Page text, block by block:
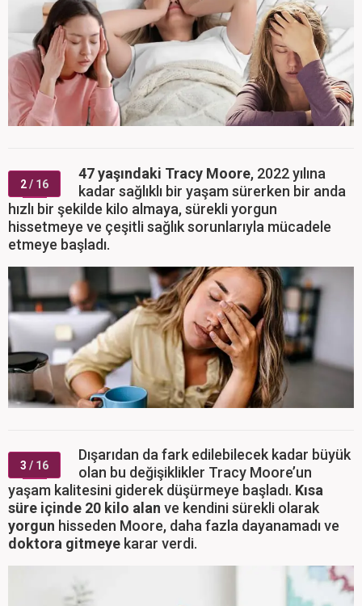
2/ 16
47 yaşındaki Tracy Moore, 2022 yılına
kadar sağlıklı bir yaşam sürerken bir anda
hızlı bir şekilde kilo almaya, sürekli yorgun
hissetmeye ve çeşitli sağlık sorunlarıyla mücadele
etmeye başladı.
3 / 16
Dışarıdan da fark edilebilecek kadar büyük
olan bu değişiklikler Tracy Moore’un
yaşam kalitesini giderek düşürmeye başladı. Kısa
süre içinde 20 kilo alan ve kendini sürekli olarak
yorgun hisseden Moore, daha fazla dayanamadı ve
doktora gitmeye karar verdi.